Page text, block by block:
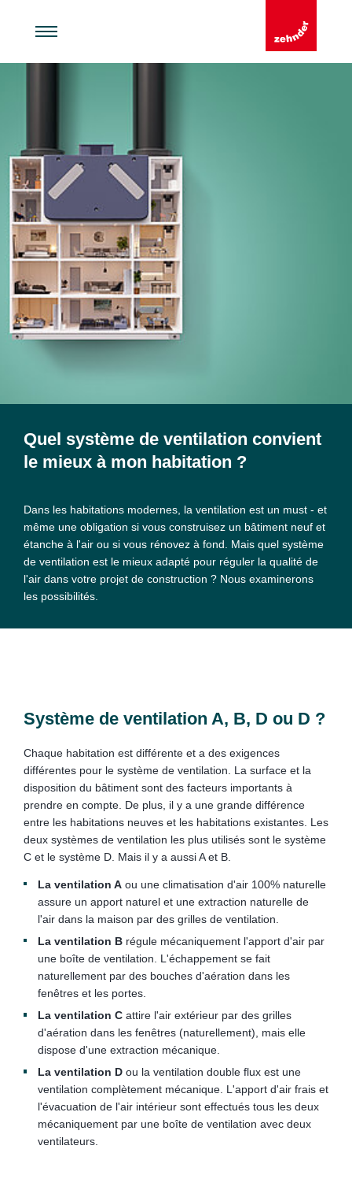
Quel système de ventilation convient
le mieux à mon habitation ?
Dans les habitations modernes, la ventilation est un must - et
même une obligation si vous construisez un bâtiment neuf et
étanche à l'air ou si vous rénovez à fond. Mais quel système
de ventilation est le mieux adapté pour réguler la qualité de
l'air dans votre projet de construction ? Nous examinerons
les possibilités.
Système de ventilation A, B, D ou D ?
Chaque habitation est différente et a des exigences
différentes pour le système de ventilation. La surface et la
disposition du bâtiment sont des facteurs importants à
prendre en compte. De plus, il y a une grande différence
entre les habitations neuves et les habitations existantes. Les
deux systèmes de ventilation les plus utilisés sont le système
C et le système D. Mais il y a aussi A et B.
La ventilation Aou une climatisation d'air 100% naturelle
assure un apport naturel et une extraction naturelle de
l'air dans la maison par des grilles de ventilation.
La ventilation Brégule mécaniquement l'apport d'air par
une boîte de ventilation. L'échappement se fait
naturellement par des bouches d'aération dans les
fenêtres et les portes.
La ventilation Cattire l'air extérieur par des grilles
d'aération dans les fenêtres (naturellement), mais elle
dispose d'une extraction mécanique.
La ventilation Dou la ventilation double flux est une
ventilation complètement mécanique. L'apport d'air frais et
l'évacuation de l'air intérieur sont effectués tous les deux
mécaniquement par une boîte de ventilation avec deux
ventilateurs.